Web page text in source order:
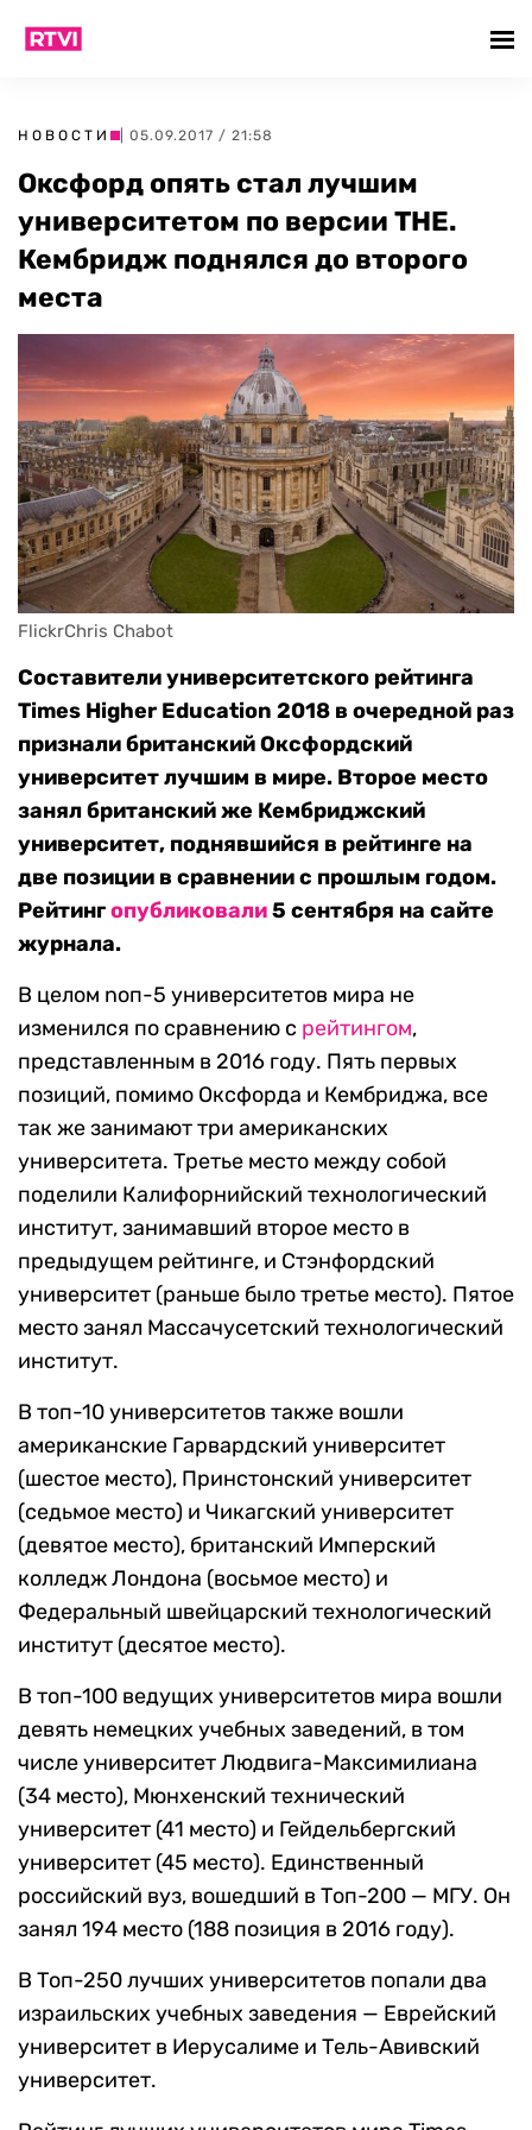
НОВОСТИ | 05.09.2017 / 21:58
Оксфорд опять стал лучшим
университетом по версии THE.
Кембридж поднялся до второго
места
FlickrChris Chabot
Составители университетского рейтинга
Times Higher Education 2018 в очередной раз
признали британский Оксфордский
университет лучшим в мире. Второе место
занял британский же Кембриджский
университет, поднявшийся в рейтинге на
две позиции в сравнении с прошлым годом.
Рейтингопубликовали5 сентября на сайте
журнала.
В целом nоп-5 университетов мира не
изменился по сравнению с рейтингом,
представленным в 2016 году. Пять первых
позиций, помимо Оксфорда и Кембриджа, все
так же занимают три американских
университета. Третье место между собой
поделили Калифорнийский технологический
институт, занимавший второе место в
предыдущем рейтинге, и Стэнфордский
университет (раньше было третье место). Пятое
место занял Массачусетский технологический
институт.
В топ-10 университетов также вошли
американские Гарвардский университет
(шестое место), Принстонский университет
(седьмое место) и Чикагский университет
(девятое место), британский Имперский
колледж Лондона (восьмое место) и
Федеральный швейцарский технологический
институт (десятое место).
В топ-100 ведущих университетов мира вошли
девять немецких учебных заведений, в том
числе университет Людвига-Максимилиана
(34 место), Мюнхенский технический
университет (41 место) и Гейдельбергский
университет (45 место). Единственный
российский вуз, вошедший в Топ-200 — МГУ. Он
занял 194 место (188 позиция в 2016 году).
В Топ-250 лучших университетов попали два
израильских учебных заведения — Еврейский
университет в Иерусалиме и Тель-Авивский
университет.